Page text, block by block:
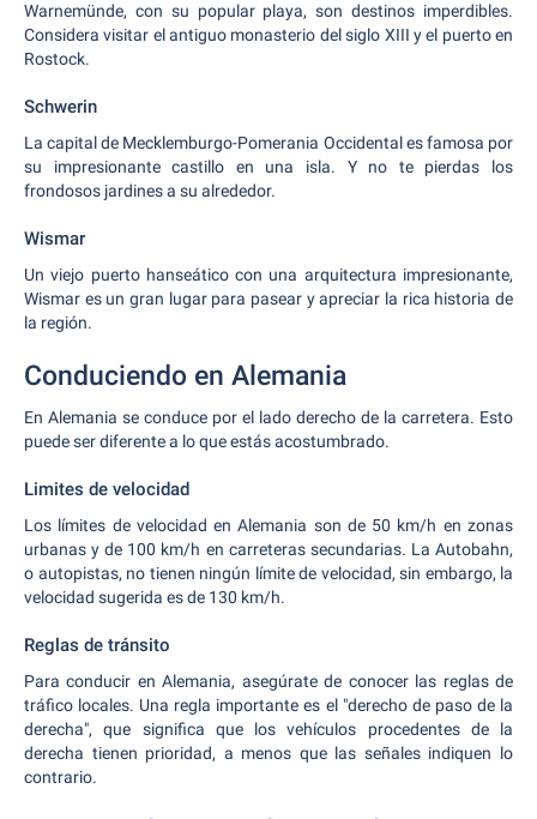
Warnemünde, con su popular playa, son destinos imperdibles.
Considera visitar el antiguo monasterio del siglo XIII y el puerto en
Rostock.
Schwerin
La capital de Mecklemburgo-Pomerania Occidental es famosa por
su impresionante castillo en una isla. Y no te pierdas los
frondosos jardines a su alrededor.
Wismar
Un viejo puerto hanseático con una arquitectura impresionante,
Wismar es un gran lugar para pasear y apreciar la rica historia de
la región.
Conduciendo en Alemania
En Alemania se conduce por el lado derecho de la carretera. Esto
puede ser diferente a lo que estás acostumbrado.
Limites de velocidad
Los límites de velocidad en Alemania son de 50 km/h en zonas
urbanas y de 100 km/h en carreteras secundarias. La Autobahn,
o autopistas, no tienen ningún límite de velocidad, sin embargo, la
velocidad sugerida es de 130 km/h.
Reglas de tránsito
Para conducir en Alemania, asegúrate de conocer las reglas de
tráfico locales. Una regla importante es el "derecho de paso de la
derecha", que significa que los vehículos procedentes de la
derecha tienen prioridad, a menos que las señales indiquen lo
contrario.